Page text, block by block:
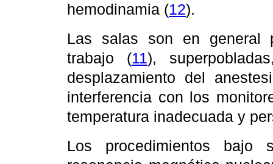
hemodinamia (12).
Las salas son en general
trabajo (11),
desplazamiento del
interferencia con los
temperatura inadecuada y
Los procedimientos bajo